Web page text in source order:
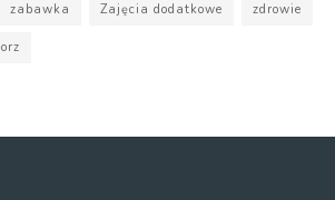
zabawka Zajęcia dodatkowe zdrowie